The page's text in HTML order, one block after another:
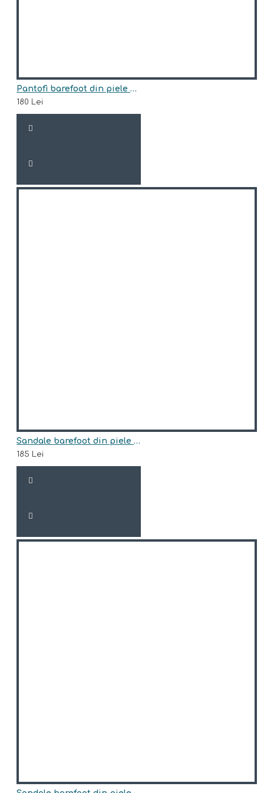
Pantofi barefoot din piele naturala Arisori LELA
180 Lei
Sandale barefoot din piele naturala model ADOMAS
185 Lei